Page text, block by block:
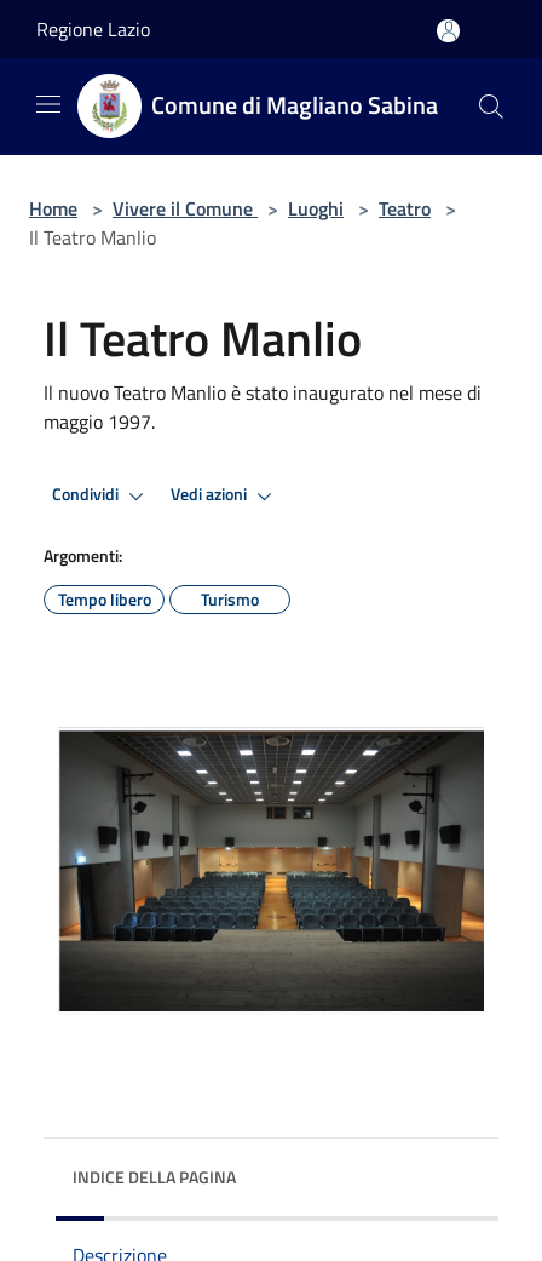
Regione Lazio
Comune di Magliano Sabina
Home > Vivere il Comune > Luoghi > Teatro >
Il Teatro Manlio
Il Teatro Manlio
Il nuovo Teatro Manlio è stato inaugurato nel mese di
maggio 1997.
Condividi Vedi azioni
Argomenti:
Tempo libero
Turismo
INDICE DELLA PAGINA
Descrizione